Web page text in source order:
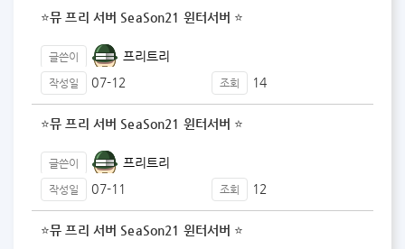
⭐️뮤 프리 서버 SeaSon21 윈터서버 ⭐️
글쓴이 프리트리
작성일 07-12 조회 14
⭐️뮤 프리 서버 SeaSon21 윈터서버 ⭐️
글쓴이 프리트리
작성일 07-11 조회 12
⭐️뮤 프리 서버 SeaSon21 윈터서버 ⭐️